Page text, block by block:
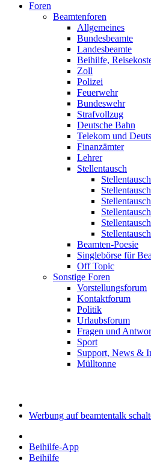
Foren
Beamtenforen
Allgemeines
Bundesbeamte
Landesbeamte
Beihilfe,
Zoll
Polizei
Feuerwehr
Bundeswehr
Strafvollzug
Deutsche Bahn
Telekom und
Finanzämter
Lehrer
Stellentausch
Beamten-Poesie
Singlebörse für
Off Topic
Sonstige Foren
Vorstellungsforum
Kontaktforum
Politik
Urlaubsforum
Fragen und
Sport
Support, News &
Mülltonne
Werbung auf beamtentalk
Beihilfe-App
Beihilfe